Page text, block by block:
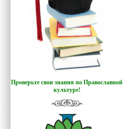
Проверьте свои знания по Православной
культуре!